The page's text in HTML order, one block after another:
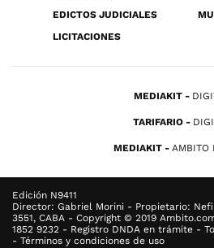
EDICTOS JUDICIALES
LICITACIONES
MEDIAKIT
TARIFARIO
MEDIAKIT AMBITO
Edición N9411
Director: Gabriel Morini - Propietario:
3551, CABA - Copyright © 2019
1852 9232 - Registro DNDA en trámite -
- Términos y condiciones de uso